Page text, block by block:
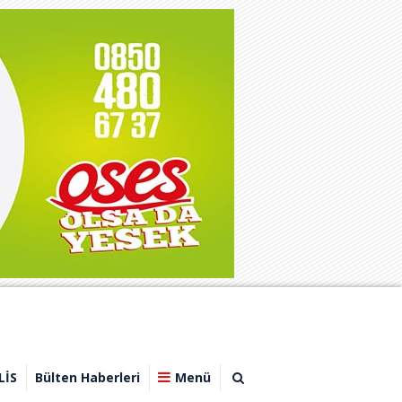
Bülten Haberleri Menü